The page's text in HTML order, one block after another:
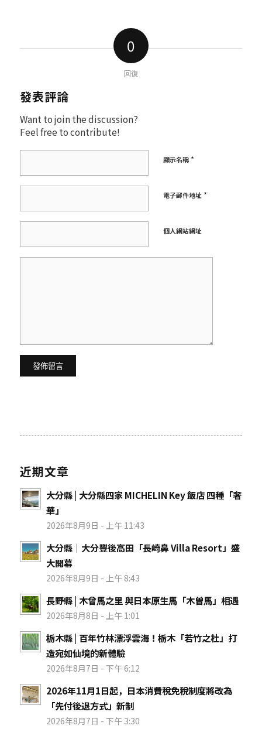
0
回復
發表評論
Want to join the discussion?
Feel free to contribute!
顯示名稱 *
電子郵件地址 *
個人網站網址
近期文章
大分縣 | 大分縣四家 MICHELIN Key 飯店 四種「奢
華」
2026年8月9日 - 上午 11:43
大分縣｜大分豐後高田「長崎鼻 Villa Resort」盛
大開幕
2026年8月9日 - 上午 8:43
長野縣 | 木曾馬之里 與日本原生馬「木曽馬」相遇
2026年8月8日 - 上午 1:01
栃木縣 | 百年竹林漂浮雲海！栃木「若竹之杜」打
造宛如仙境的新體驗
2026年8月7日 - 下午 6:12
2026年11月1日起，日本消費稅免稅制度將改為
「先付後退方式」新制
2026年8月7日 - 下午 3:30